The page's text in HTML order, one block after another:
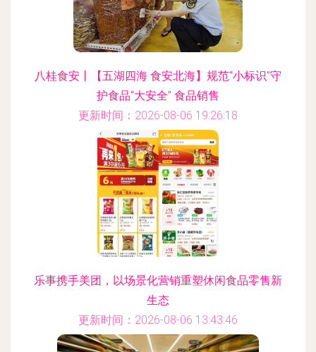
八桂食安丨【五湖四海 食安北海】规范“小标识”守
护食品“大安全” 食品销售
更新时间：2026-08-06 19:26:18
乐事携手美团，以场景化营销重塑休闲食品零售新
生态
更新时间：2026-08-06 13:43:46